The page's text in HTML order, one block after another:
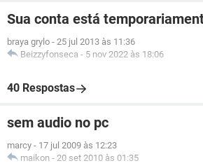
Sua conta está
braya grylo - 25 jul 2013 às 11:36
Beizzyfonseca - 5 nov 2022 às 18:06
40 Respostas
sem audio no pc
marcy - 17 jul 2009 às 12:23
maikon - 20 set 2010 às 01:35